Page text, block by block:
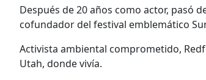
Después de 20 años como actor, pasó
cofundador del festival emblemático
Activista ambiental comprometido,
Utah, donde vivía.